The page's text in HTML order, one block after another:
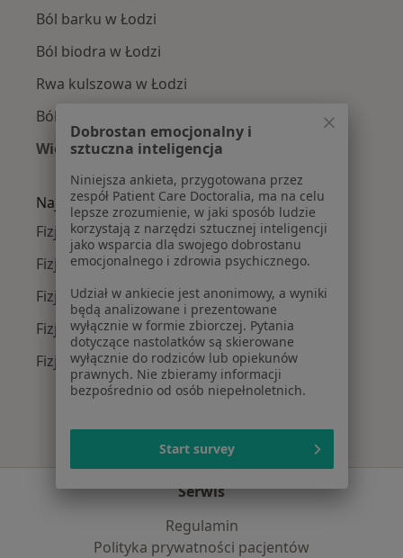
Ból barku w Łodzi
Ból biodra w Łodzi
Rwa kulszowa w Łodzi
Ból kolana w Łodzi
Więcej (15)
Najpopularniejsze ubezpieczenia
Fizjoterapeuci z Allianz w Łodzi
Fizjoterapeuci z PZU Zdrowie w Łodzi
Fizjoterapeuci z TU Zdrowie w Łodzi
Fizjoterapeuci z Compensa w Łodzi
Fizjoterapeuci z INTER Polska w Łodzi
Serwis
Regulamin
Polityka prywatności pacjentów
Dobrostan emocjonalny i
sztuczna inteligencja
Niniejsza ankieta, przygotowana przez
zespół Patient Care Doctoralia, ma na celu
lepsze zrozumienie, w jaki sposób ludzie
korzystają z narzędzi sztucznej inteligencji
jako wsparcia dla swojego dobrostanu
emocjonalnego i zdrowia psychicznego.
Udział w ankiecie jest anonimowy, a wyniki
będą analizowane i prezentowane
wyłącznie w formie zbiorczej. Pytania
dotyczące nastolatków są skierowane
wyłącznie do rodziców lub opiekunów
prawnych. Nie zbieramy informacji
bezpośrednio od osób niepełnoletnich.
Start survey